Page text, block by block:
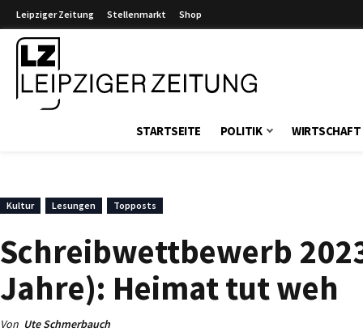
Leipziger Zeitung Stellenmarkt Shop
STARTSEITE POLITIK WIRTSCHAFT
Kultur Lesungen Topposts
Schreibwettbewerb
Jahre): Heimat tut weh
Von Ute Schmerbauch